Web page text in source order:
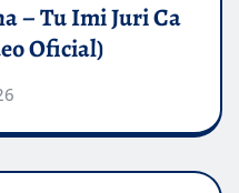
– Tu Imi Juri Ca
Oficial)